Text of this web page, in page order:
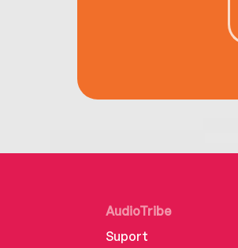
AudioTribe
Suport